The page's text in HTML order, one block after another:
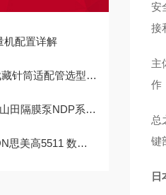
机配置详解
适配管选型指南AT系列
NDP系列40及以上技术参数
数字天花板发射器技术参数
安
接
主
作
总
键